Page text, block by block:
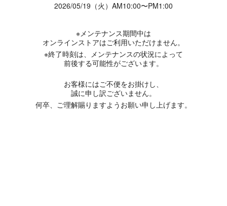
2026/05/19（火）AM10:00〜PM1:00
※メンテナンス期間中は
オンラインストアはご利用いただけません。
※終了時刻は、メンテナンスの状況によって
前後する可能性がございます。
お客様にはご不便をお掛けし、
誠に申し訳ございません。
何卒、ご理解賜りますようお願い申し上げます。